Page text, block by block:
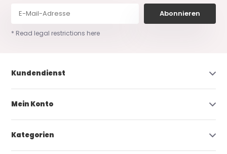
Abonnieren
* Read legal restrictions here
Kundendienst
Mein Konto
Kategorien